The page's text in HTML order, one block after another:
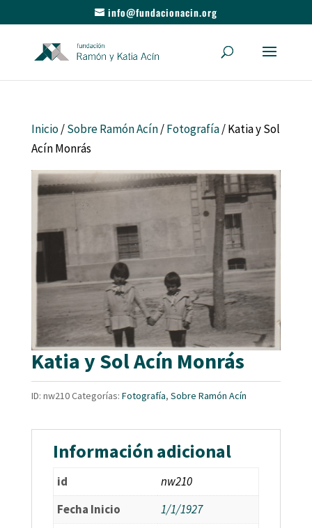
info@fundacionacin.org
Inicio/Sobre Ramón Acín/Fotografía/ Katia y Sol
Acín Monrás
Katia y Sol Acín Monrás
ID: nw210Categorías: Fotografía, Sobre Ramón Acín
Información adicional
id
nw210
Fecha Inicio
1/1/1927